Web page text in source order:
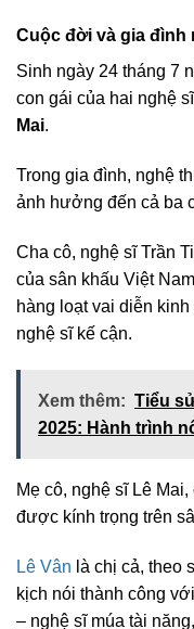
Cuộc đời và gia đình
Sinh ngày 24 tháng 7
con gái của hai nghệ
Mai.
Trong gia đình, nghệ
ảnh hưởng đến cả ba
Cha cô, nghệ sĩ Trần
của sân khấu Việt
hàng loạt vai diễn
nghệ sĩ kế cận.
Xem thêm: Tiểu
2025: Hành trình
Mẹ cô, nghệ sĩ Lê
được kính trọng trên
Lê Vân là chị cả, theo
kịch nói thành công
– nghệ sĩ múa tài